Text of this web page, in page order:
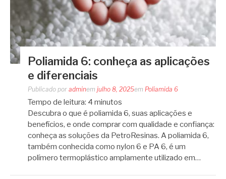
Poliamida 6: conheça as aplicações
e diferenciais
Publicado por adminem julho 8, 2025em Poliamida 6
Tempo de leitura: 4 minutos
Descubra o que é poliamida 6, suas aplicações e
benefícios, e onde comprar com qualidade e confiança:
conheça as soluções da PetroResinas. A poliamida 6,
também conhecida como nylon 6 e PA 6, é um
polímero termoplástico amplamente utilizado em…